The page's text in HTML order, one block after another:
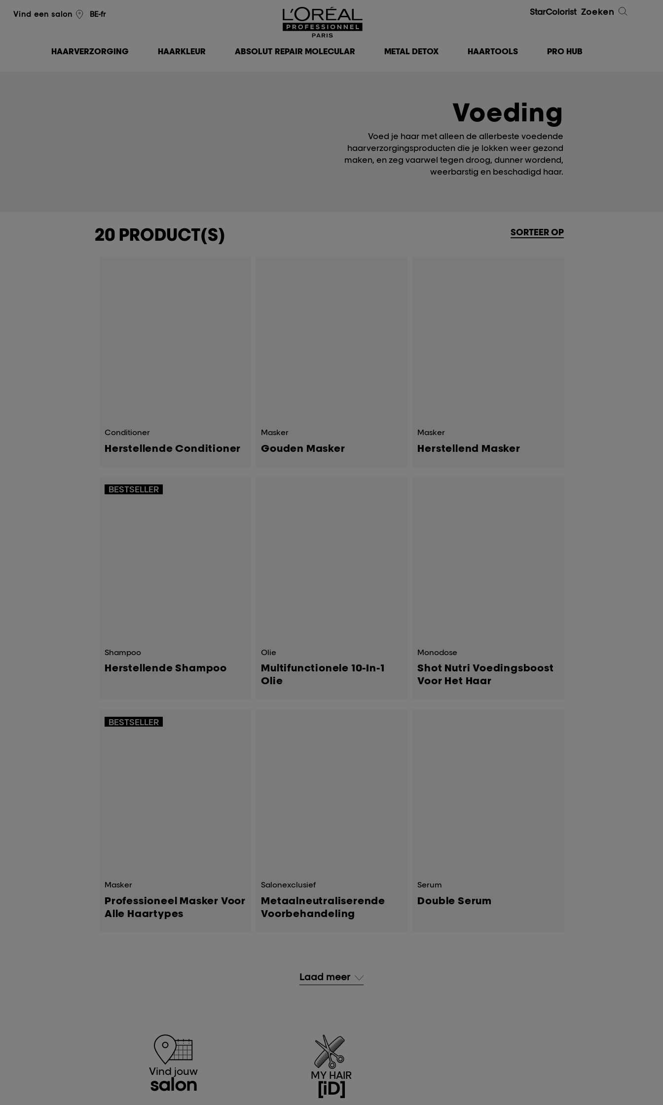
Vind een salon BE-fr
L'Oréal Professionnel StarColorist Zoeken
HAARVERZORGING HAARKLEUR ABSOLUT REPAIR MOLECULAR METAL DETOX HAARTOOLS PRO HUB
Voeding
Voed je haar met alleen de allerbeste voedende
haarverzorgingsproducten die je lokken weer gezond
maken, en zeg vaarwel tegen droog, dunner wordend,
weerbarstig en beschadigd haar.
20 PRODUCT(S) SORTEER OP
Conditioner
Herstellende Conditioner
Masker
Gouden Masker
Masker
Herstellend Masker
BESTSELLER
Shampoo
Herstellende Shampoo
Olie
Multifunctionele 10-In-1
Olie
Monodose
Shot Nutri Voedingsboost
Voor Het Haar
BESTSELLER
Masker
Professioneel Masker Voor
Alle Haartypes
Salonexclusief
Metaalneutraliserende
Voorbehandeling
Serum
Double Serum
Laad meer
Vind jouw
salon MY HAIR
[iD]